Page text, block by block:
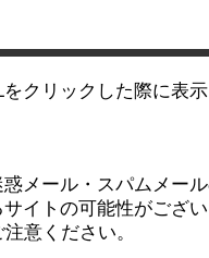
クリックした際に表
メール・スパムメー
イトの可能性がござ
意ください。